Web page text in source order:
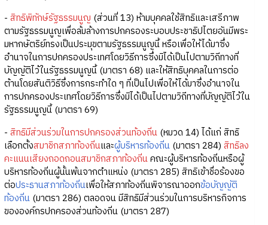
- สิทธิพิทักษ์รัฐธรรมนูญ (ส่วนที่ 13) ห้ามบุคคลใช้สิทธิและเสรีภาพ
ตามรัฐธรรมนูญเพื่อล้มล้างการปกครองระบอบประชาธิปไตยอันมีพระ
มหากษัตริย์ทรงเป็นประมุขตามรัฐธรรมนูญนี้ หรือเพื่อให้ได้มาซึ่ง
อำนาจในการปกครองประเทศโดยวิธีการซึ่งมิได้เป็นไปตามวิถีทางที่
บัญญัติไว้ในรัฐธรรมนูญนี้ (มาตรา 68) และให้สิทธิบุคคลในการต่อ
ต้านโดยสันติวิธีซึ่งการกระทำใด ๆ ที่เป็นไปเพื่อให้ได้มาซึ่งอำนาจใน
การปกครองประเทศโดยวิธีการซึ่งมิได้เป็นไปตามวิถีทางที่บัญญัติไว้ใน
รัฐธรรมนูญนี้ (มาตรา 69)
- สิทธิมีส่วนร่วมในการปกครองส่วนท้องถิ่น(หมวด 14) ได้แก่ สิทธิ
เลือกตั้งสมาชิกสภาท้องถิ่นและผู้บริหารท้องถิ่น(มาตรา 284) สิทธิลง
คะแนนเสียงถอดถอนสมาชิกสภาท้องถิ่นคณะผู้บริหารท้องถิ่นหรือผู้
บริหารท้องถิ่นผู้นั้นพ้นจากตำแหน่ง (มาตรา 285) สิทธิเข้าชื่อร้องขอ
ต่อประธานสภาท้องถิ่นเพื่อให้สภาท้องถิ่นพิจารณาออกข้อบัญญัติ
ท้องถิ่น(มาตรา 286) ตลอดจน มีสิทธิมีส่วนร่วมในการบริหารกิจการ
ขององค์กรปกครองส่วนท้องถิ่น (มาตรา 287)